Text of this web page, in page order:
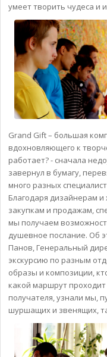
умеет творить чудеса и
Grand Gift – большая
вдохновляющего к
работает? - сначала
завернул в бумагу,
много разных
Благодаря дизайнерам
закупкам и продажам,
мы получаем
душевное послание. Об
Панов, Генеральный
экскурсию по разным
образы и композиции,
какой маршрут
получателя, узнали мы,
шуршащих и звенящих,